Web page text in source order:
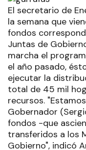
El secretario de
la semana que
fondos
Juntas de
marcha el
el año pasado,
ejecutar la
total de 45 mil
recursos.
Gobernador
fondos -que
transferidos a los
Gobierno", indicó